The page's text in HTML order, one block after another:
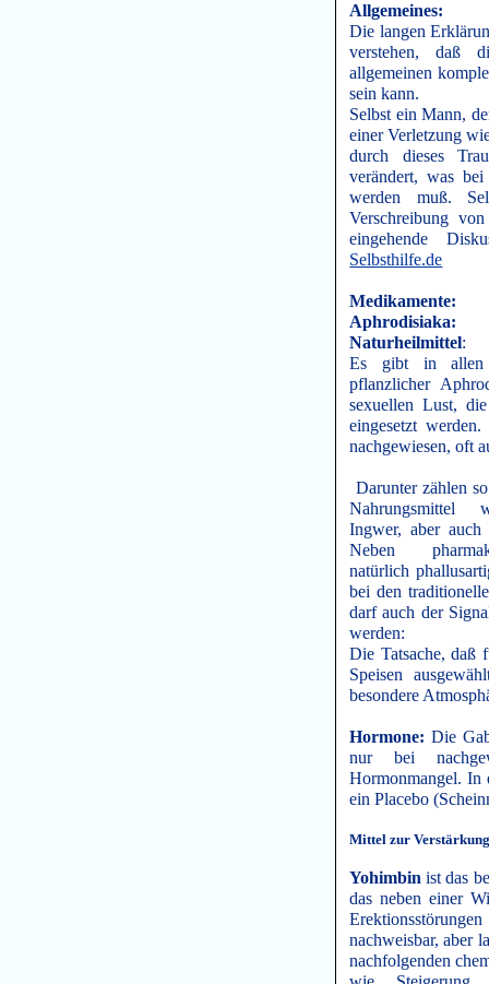
Allgemeines:
Die langen
verstehen, daß
allgemeinen
sein kann.
Selbst ein Mann,
einer Verletzung
durch dieses
verändert, was
werden muß.
Verschreibung
eingehende
Selbsthilfe.de
Medikamente:
Aphrodisiaka:
Naturheilmittel:
Es gibt in allen
pflanzlicher
sexuellen Lust,
eingesetzt
nachgewiesen, oft
Darunter zählen
Nahrungsmittel
Ingwer, aber auch
Neben
natürlich
bei den
darf auch der
werden:
Die Tatsache, daß
Speisen
besondere
Hormone: Die
nur bei
Hormonmangel. In
ein Placebo
Mittel zur
Yohimbin ist das
das neben einer
nachweisbar, aber
nachfolgenden